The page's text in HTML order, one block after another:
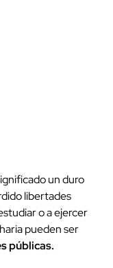
un duro
libertades
o a ejercer
pueden ser
públicas.